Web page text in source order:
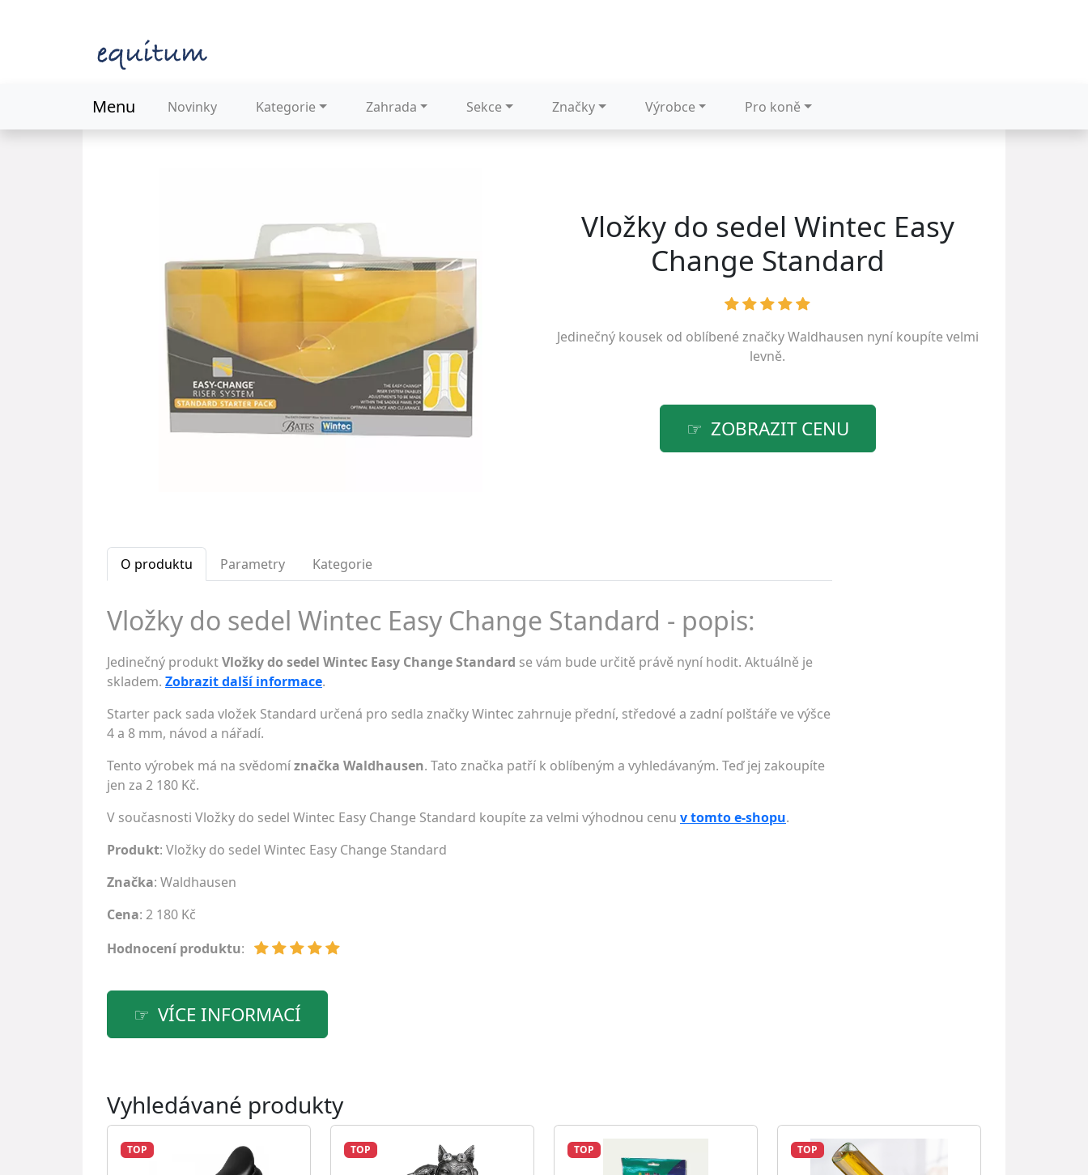
Menu Novinky Kategorie Zahrada Sekce Značky Výrobce Pro koně
Vložky do sedel Wintec Easy
Change Standard
Jedinečný kousek od oblíbené značkyWaldhausen nyní koupíte velmi
levně.
ZOBRAZIT CENU
O produktu Parametry Kategorie
Vložky do sedel Wintec Easy Change Standard - popis:
Jedinečný produktVložky do sedel Wintec Easy Change Standard se vám bude určitě právě nyní hodit. Aktuálně je
skladem. Zobrazit další informace.
Starter pack sada vložek Standard určená pro sedla značky Wintec zahrnuje přední, středové a zadní polštáře ve výšce
4 a 8 mm, návod a nářadí.
Tento výrobek má na svědomíznačka Waldhausen. Tato značka patří k oblíbeným a vyhledávaným. Teď jej zakoupíte
jen za 2 180 Kč.
V současnosti Vložky do sedel Wintec Easy Change Standard koupíte za velmi výhodnou cenu v tomto e-shopu.
Produkt: Vložky do sedel Wintec Easy Change Standard
Značka: Waldhausen
Cena: 2 180 Kč
Hodnocení produktu:
VÍCE INFORMACÍ
Vyhledávané produkty
TOP TOP TOP TOP